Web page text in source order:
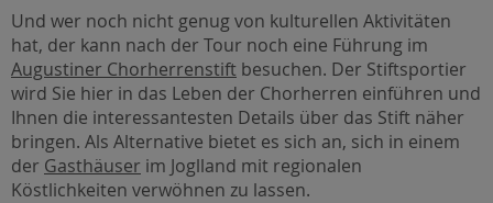
Und wer noch nicht genug von kulturellen Aktivitäten
hat, der kann nach der Tour noch eine Führung im
Augustiner Chorherrenstift besuchen. Der Stiftsportier
wird Sie hier in das Leben der Chorherren einführen und
Ihnen die interessantesten Details über das Stift näher
bringen. Als Alternative bietet es sich an, sich in einem
der Gasthäuser im Joglland mit regionalen
Köstlichkeiten verwöhnen zu lassen.